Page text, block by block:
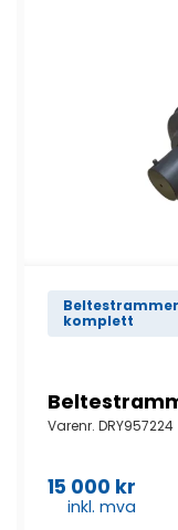
Beltestrammer
komplett
Varenr. DRY957224
15 000 kr
inkl. mva